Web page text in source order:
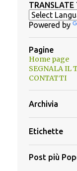
TRANSLATE
Powered by
Pagine
Home page
SEGNALA IL
CONTATTI
Archivia
Etichette
Post più